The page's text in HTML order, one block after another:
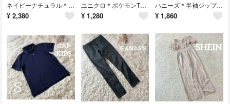
ネイビーナチュラル＊ストレートデニムパンツ ブルー カジュアル 夏可愛いお洒落
¥ 2,380
ユニクロ＊ポケモンTシャツ キッズ 120 黒 ピカチュウ ダニエルアーシャム
¥ 1,280
ハニーズ＊半袖ジップパーカー ブラック ライン 韓国 スポーティ オーバー 夏
¥ 1,860